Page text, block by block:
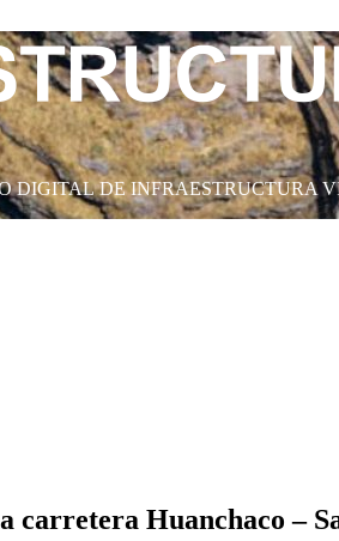
DIGITAL DE INFRAESTRUCTURA
Huanchaco –